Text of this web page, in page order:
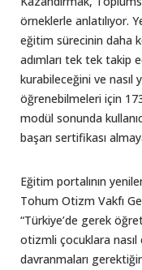
örneklerle anlatılıyor.
eğitim sürecinin daha
adımları tek tek takip
kurabileceğini ve nasıl
öğrenebilmeleri için
modül sonunda
başarı sertifikası
Eğitim portalının
Tohum Otizm Vakfı
“Türkiye’de gerek
otizmli çocuklara nasıl
davranmaları